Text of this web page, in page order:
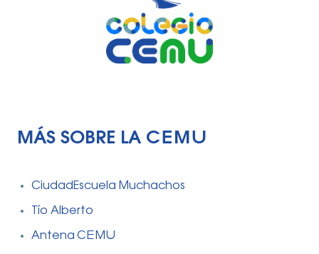
MÁS SOBRE LA CEMU
CiudadEscuela Muchachos
Tío Alberto
Antena CEMU